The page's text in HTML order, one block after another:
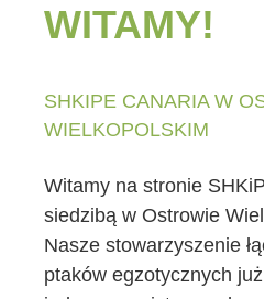
WITAMY!
SHKIPE CANARIA W
WIELKOPOLSKIM
Witamy na stronie
siedzibą w Ostrowie
Nasze stowarzyszenie
ptaków egzotycznych